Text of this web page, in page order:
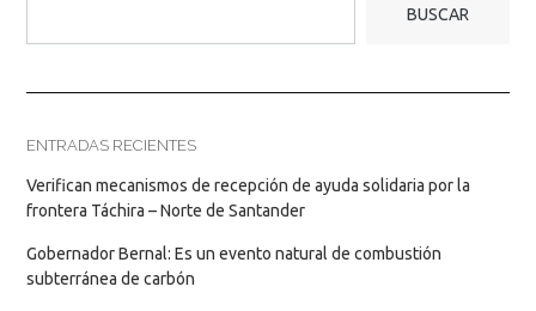
BUSCAR
ENTRADAS RECIENTES
Verifican mecanismos de recepción de ayuda solidaria por la
frontera Táchira – Norte de Santander
Gobernador Bernal: Es un evento natural de combustión
subterránea de carbón